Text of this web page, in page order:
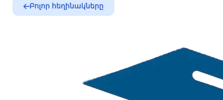
Բոլոր հեղինակները